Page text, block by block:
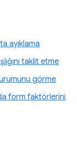
ayıklama
taklit etme
görme
form faktörlerini